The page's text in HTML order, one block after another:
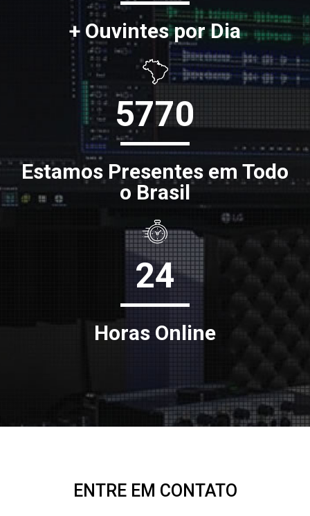
+ Ouvintes por Dia
5770
Estamos Presentes em Todo
o Brasil
24
Horas Online
ENTRE EM CONTATO